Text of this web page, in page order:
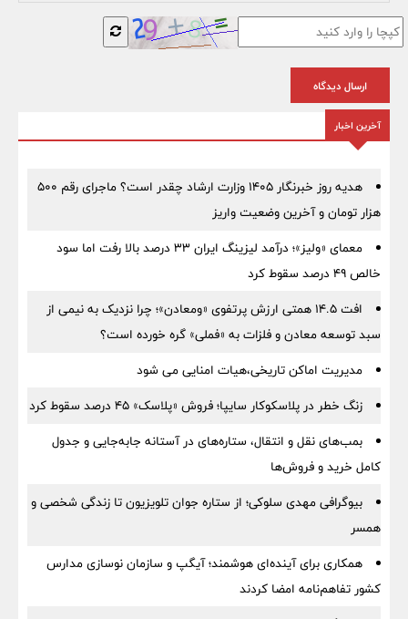
ارسال دیدگاه
آخرین اخبار
هدیه روز خبرنگار ۱۴۰۵ وزارت ارشاد چقدر است؟ ماجرای رقم ۵۰۰
هزار تومان و آخرین وضعیت واریز
معمای «ولیز»؛ درآمد لیزینگ ایران ۳۳ درصد بالا رفت اما سود
خالص ۴۹ درصد سقوط کرد
افت ۱۴.۵ همتی ارزش پرتفوی «ومعادن»؛ چرا نزدیک به نیمی از
سبد توسعه معادن و فلزات به «فملی» گره خورده است؟
مدیریت اماکن تاریخی،هیات امنایی می شود
زنگ خطر در پلاسکوکار سایپا؛ فروش «پلاسک» ۴۵ درصد سقوط کرد
بمب‌های نقل و انتقال، ستاره‌های در آستانه جابه‌جایی و جدول
کامل خرید و فروش‌ها
بیوگرافی مهدی سلوکی؛ از ستاره جوان تلویزیون تا زندگی شخصی و
همسر
همکاری برای آینده‌ای هوشمند؛ آیگپ و سازمان نوسازی مدارس
کشور تفاهم‌نامه امضا کردند